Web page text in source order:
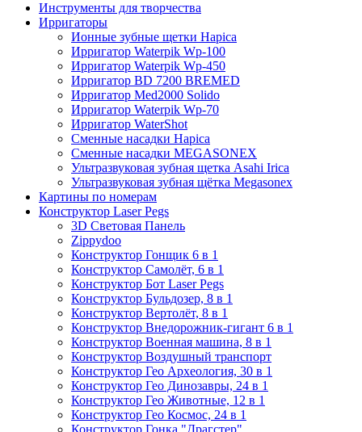
Инструменты для творчества
Ирригаторы
Ионные зубные щетки Hapica
Ирригатор Waterpik Wp-100
Ирригатор Waterpik Wp-450
Ирригатор BD 7200 BREMED
Ирригатор Med2000 Solido
Ирригатор Waterpik Wp-70
Ирригатор WaterShot
Сменные насадки Hapica
Сменные насадки MEGASONEX
Ультразвуковая зубная щетка Asahi Irica
Ультразвуковая зубная щётка Megasonex
Картины по номерам
Конструктор Laser Pegs
3D Световая Панель
Zippydoo
Конструктор Гонщик 6 в 1
Конструктор Cамолёт, 6 в 1
Конструктор Бот Laser Pegs
Конструктор Бульдозер, 8 в 1
Конструктор Вертолёт, 8 в 1
Конструктор Внедорожник-гигант 6 в 1
Конструктор Военная машина, 8 в 1
Конструктор Воздушный транспорт
Конструктор Гео Археология, 30 в 1
Конструктор Гео Динозавры, 24 в 1
Конструктор Гео Животные, 12 в 1
Конструктор Гео Космос, 24 в 1
Конструктор Гонка "Драгстер"